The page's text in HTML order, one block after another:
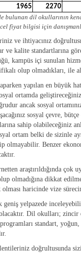
1965 2270
bulunan dil okullarının
fiyat bilgisi için
ve ihtiyacınız
ve kalite standartlarına
kampüs içi sunulan
olup olmadıkları, ile
yapılan en büyük
ortamda
ancak sosyal
sosyal çevre,
sahip olabileceğiniz
ortam belki de sizinle
olmayabilir. Benzer
araştırıldığında
olmadığına dikkat
olması haricinde vize
geniş yelpazede
Dil okulları;
standart,
doğrultusunda